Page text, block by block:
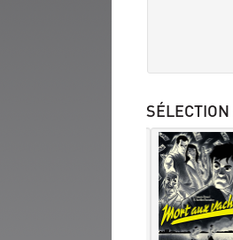
CANICULE
Vidéo
SÉLECTION